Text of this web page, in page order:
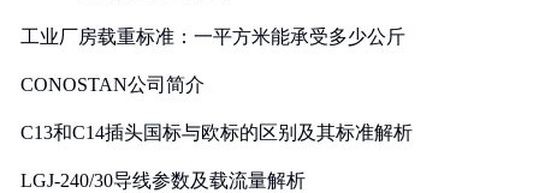
工业厂房载重标准：一平方米能承受多少公斤
CONOSTAN公司简介
C13和C14插头国标与欧标的区别及其标准解析
LGJ-240/30导线参数及载流量解析